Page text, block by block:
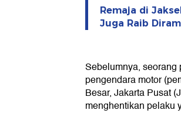
Remaja di
Juga Raib
Sebelumnya,
pengendara motor
Besar, Jakarta Pusat
menghentikan pelaku